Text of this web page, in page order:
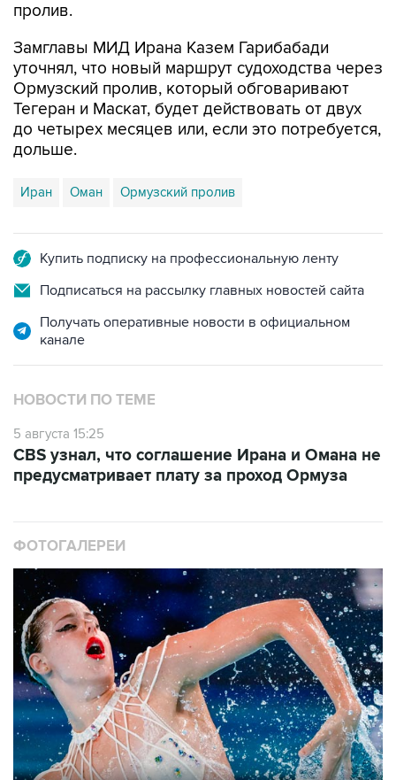
Замглавы МИД Ирана Казем Гарибабади
Ормузский пролив, который обговаривают
Тегеран и Маскат, будет действовать от двух
до четырех месяцев или, если это потребуется,
дольше.
Иран Оман
Подписаться на рассылку главных новостей сайта
Получать оперативные новости в официальном
НОВОСТИ ПО ТЕМЕ
5 августа 15:25
предусматривает плату за проход Ормуза
10